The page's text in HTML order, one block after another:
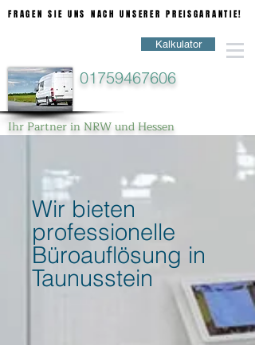
Kalkulator
01759467606
FRAGEN SIE UNS NACH UNSERER PREISGARANTIE!
FRAGEN SIE UNS NACH UNSERER PREISGARANTIE!
Ihr Partner in NRW und Hessen
Wir bieten
professionelle
Büroauflösung in
Taunusstein